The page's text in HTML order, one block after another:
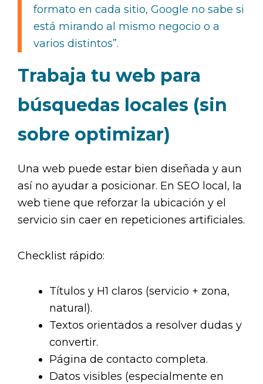
formato en cada sitio, Google no sabe si
está mirando al mismo negocio o a
varios distintos”.
Trabaja tu web para
búsquedas locales (sin
sobre optimizar)
Una web puede estar bien diseñada y aun
así no ayudar a posicionar. En SEO local, la
web tiene que reforzar la ubicación y el
servicio sin caer en repeticiones artificiales.
Checklist rápido:
Títulos y H1 claros (servicio + zona,
natural).
Textos orientados a resolver dudas y
convertir.
Página de contacto completa.
Datos visibles (especialmente en